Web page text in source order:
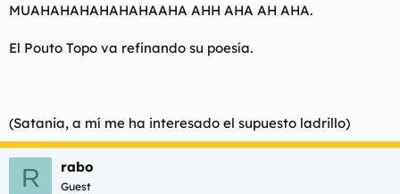
MUAHAHAHAHAHAHAAHA AHH AHA AH AHA.
El Pouto Topo va refinando su poesía.
(Satania, a mí me ha interesado el supuesto ladrillo)
R rabo
Guest